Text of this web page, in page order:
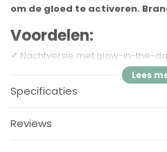
om de gloed te activeren.
Voordelen:
✓ Nachtversie met glow-in-the-
Houd de fopspeen 5 sec. in
✓Aanbevolen door
✓Het schild is gemaakt van 100%
Specificaties
Reviews